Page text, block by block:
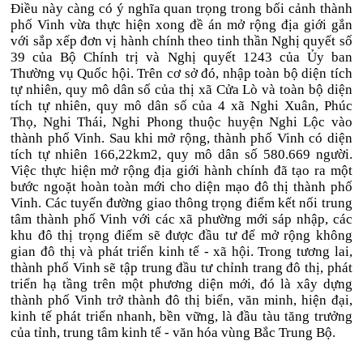
Điều này càng có ý nghĩa quan trọng trong bối cảnh thành
phố Vinh vừa thực hiện xong đề án mở rộng địa giới gắn
với sắp xếp đơn vị hành chính theo tinh thần Nghị quyết số
39 của Bộ Chính trị và Nghị quyết 1243 của Ủy ban
Thường vụ Quốc hội. Trên cơ sở đó, nhập toàn bộ diện tích
tự nhiên, quy mô dân số của thị xã Cửa Lò và toàn bộ diện
tích tự nhiên, quy mô dân số của 4 xã Nghi Xuân, Phúc
Thọ, Nghi Thái, Nghi Phong thuộc huyện Nghi Lộc vào
thành phố Vinh. Sau khi mở rộng, thành phố Vinh có diện
tích tự nhiên 166,22km2, quy mô dân số 580.669 người.
Việc thực hiện mở rộng địa giới hành chính đã tạo ra một
bước ngoặt hoàn toàn mới cho diện mạo đô thị thành phố
Vinh. Các tuyến đường giao thông trọng điểm kết nối trung
tâm thành phố Vinh với các xã phường mới sáp nhập, các
khu đô thị trọng điểm sẽ được đầu tư để mở rộng không
gian đô thị và phát triển kinh tế - xã hội. Trong tương lai,
thành phố Vinh sẽ tập trung đầu tư chỉnh trang đô thị, phát
triển hạ tầng trên một phương diện mới, đó là xây dựng
thành phố Vinh trở thành đô thị biển, văn minh, hiện đại,
kinh tế phát triển nhanh, bền vững, là đầu tàu tăng trưởng
của tỉnh, trung tâm kinh tế - văn hóa vùng Bắc Trung Bộ.